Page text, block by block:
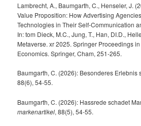
Lambrecht, A., Baumgarth, C., Henseler, J.
Value Proposition: How Advertising
Technologies in Their Self-Communication
In: tom Dieck, M.C., Jung, T., Han, DI.D.,
Metaverse. xr 2025. Springer Proceedings
Economics. Springer, Cham, 251-265.
Baumgarth, C. (2026): Besonderes Erlebnis
88(6), 54-55.
Baumgarth, C. (2026): Hassrede schadet
markenartikel, 88(5), 54-55.